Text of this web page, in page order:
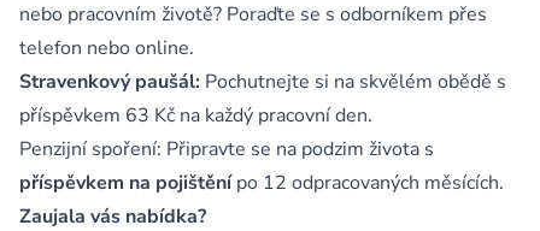
nebo pracovním životě? Poraďte se s odborníkem přes
telefon nebo online.
Stravenkový paušál: Pochutnejte si na skvělém obědě s
příspěvkem 63 Kč na každý pracovní den.
Penzijní spoření: Připravte se na podzim života s
příspěvkem na pojištěnípo 12 odpracovaných měsících.
Zaujala vás nabídka?